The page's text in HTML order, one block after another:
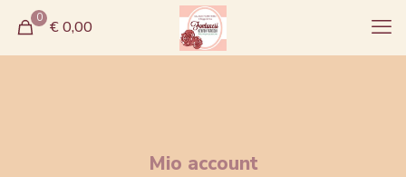
0 € 0,00
Mio account